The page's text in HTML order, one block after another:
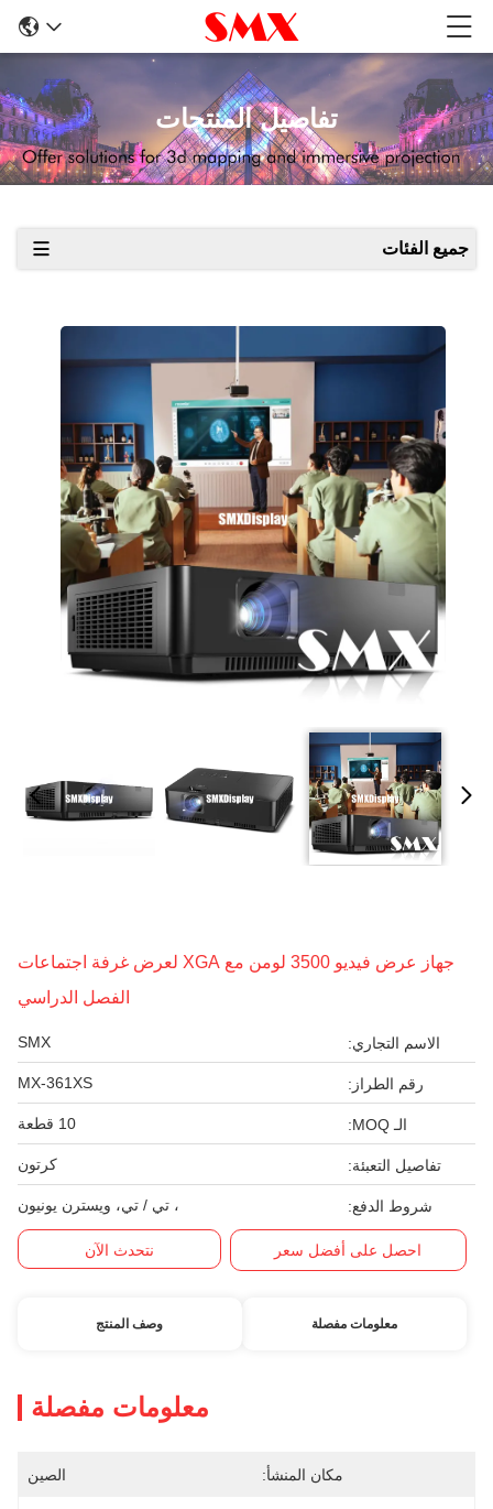
تفاصيل المنتجات
جميع الفئات
جهاز عرض فيديو 3500 لومن مع XGA لعرض غرفة اجتماعات
الفصل الدراسي
الاسم التجاري: SMX
رقم الطراز: MX-361XS
الـ MOQ: 10 قطعة
تفاصيل التعبئة: كرتون
شروط الدفع: ، تي / تي، ويسترن يونيون
احصل على أفضل سعر نتحدث الآن
معلومات مفصلة وصف المنتج
معلومات مفصلة
مكان المنشأ: الصين